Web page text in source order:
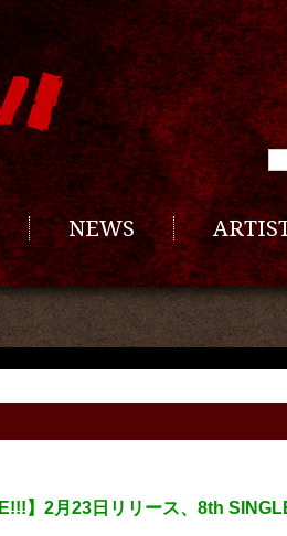
NEWS
】2月23日リリース、8th